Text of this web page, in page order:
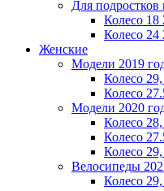
Для подростков
Колесо 18
Колесо 24
Женскиe
Модели 2019
Колесо
Колесо
Модели 2020
Колесо
Колесо
Колесо
Велосипеды
Колесо